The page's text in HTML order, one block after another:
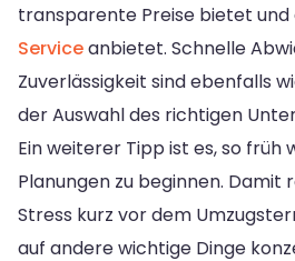
transparente Preise bietet und
Serviceanbietet. Schnelle
Zuverlässigkeit sind ebenfalls
der Auswahl des richtigen
Ein weiterer Tipp ist es, so früh
Planungen zu beginnen. Damit
Stress kurz vor dem
auf andere wichtige Dinge